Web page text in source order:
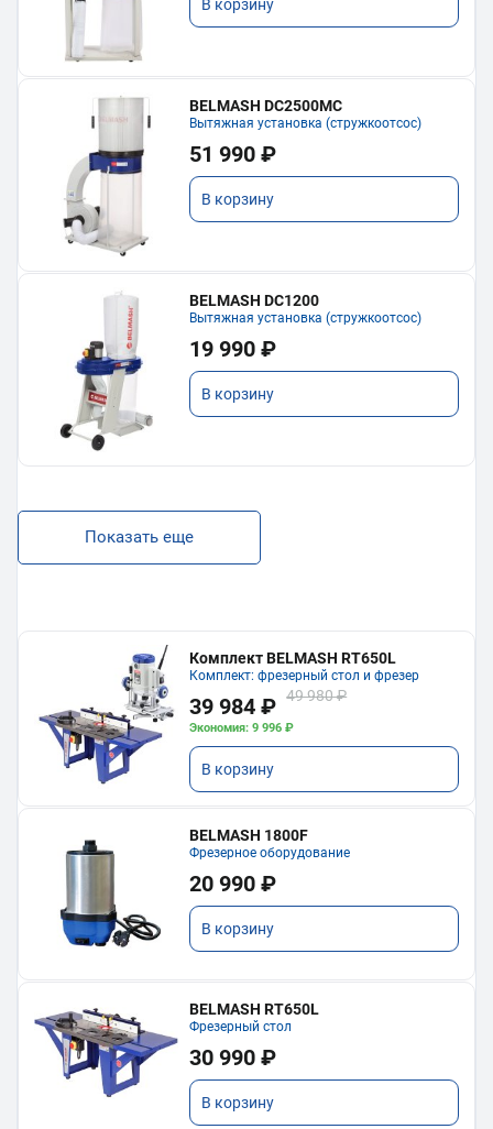
В корзину
BELMASH DC2500MC
Вытяжная установка (стружкоотсос)
51 990 ₽
В корзину
BELMASH DC1200
Вытяжная установка (стружкоотсос)
19 990 ₽
В корзину
Показать еще
Комплект BELMASH RT650L
Комплект: фрезерный стол и фрезер
39 984 ₽ 49 980 ₽
Экономия: 9 996 ₽
В корзину
BELMASH 1800F
Фрезерное оборудование
20 990 ₽
В корзину
BELMASH RT650L
Фрезерный стол
30 990 ₽
В корзину